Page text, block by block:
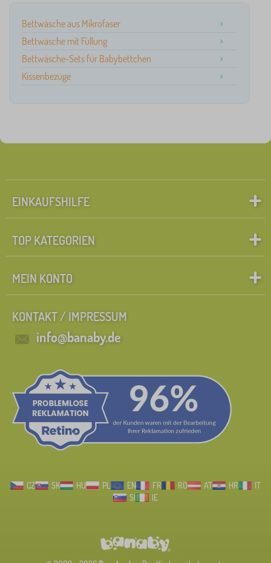
Bettwäsche aus Mikrofaser
Bettwäsche mit Füllung
Bettwäsche-Sets für Babybettchen
Kissenbezüge
EINKAUFSHILFE
TOP KATEGORIEN
MEIN KONTO
KONTAKT / IMPRESSUM
info@banaby.de
CZ SK HU PL EN FR RO AT HR
IT
SI
IE